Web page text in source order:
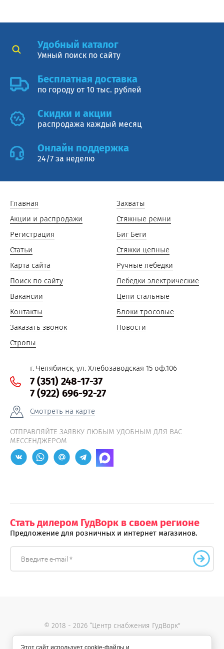
Удобный каталог
Умный поиск по сайту
Бесплатная доставка
по городу от 10 тыс. рублей
Cкидки и акции
распродажа каждый месяц
Онлайн поддержка
24/7 за неделю
Главная
Акции и распродажи
Регистрация
Статьи
Карта сайта
Поиск по сайту
Вакансии
Контакты
Заказать звонок
Стропы
Захваты
Стяжные ремни
Биг Беги
Стяжки цепные
Ручные лебедки
Лебедки электрические
Цепи стальные
Блоки тросовые
Новости
г. Челябинск, ул. Хлебозаводская 15 оф.106
7 (351) 248-17-37
7 (922) 696-92-27
Смотреть на карте
ОТПРАВЛЯЙТЕ ЗАЯВКУ ЛЮБЫМ УДОБНЫМ ДЛЯ ВАС
МЕССЕНДЖЕРОМ
Стать дилером ГудВорк в своем регионе
Предложение для розничных и интернет магазинов.
© 2018 - 2026 “Центр снабжения ГудВорк"
Этот сайт использует cookie-файлы и